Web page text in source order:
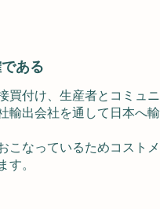
ある
買付け、生産者とコミュニ
輸出会社を通して日本へ輸
こなっているためコストメ
す。